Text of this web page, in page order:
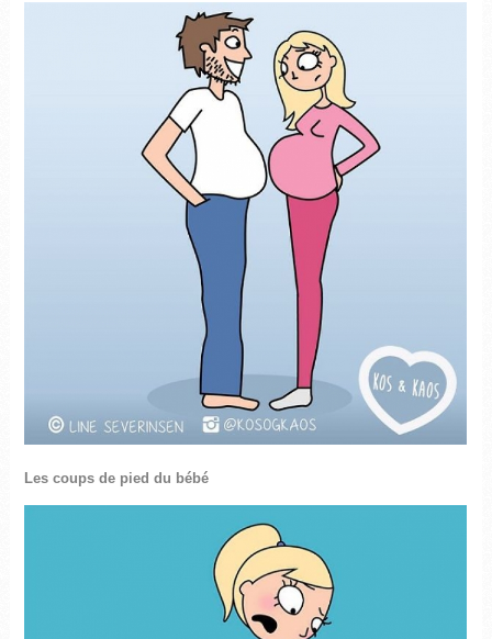
Les coups de pied du bébé